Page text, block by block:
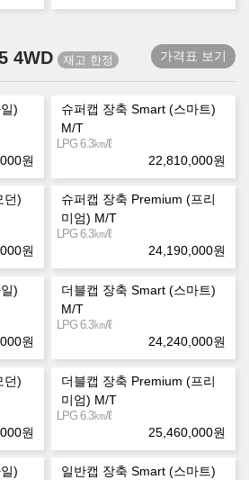
4WD 가격표 보기
)
원
슈퍼캡 장축 Smart (스마트)
M/T
LPG 6.3㎞/ℓ
22,810,000원
던)
원
슈퍼캡 장축 Premium (프리
미엄) M/T
LPG 6.3㎞/ℓ
24,190,000원
)
원
더블캡 장축 Smart (스마트)
M/T
LPG 6.3㎞/ℓ
24,240,000원
던)
원
더블캡 장축 Premium (프리
미엄) M/T
LPG 6.3㎞/ℓ
25,460,000원
)
일반캡 장축 Smart (스마트)